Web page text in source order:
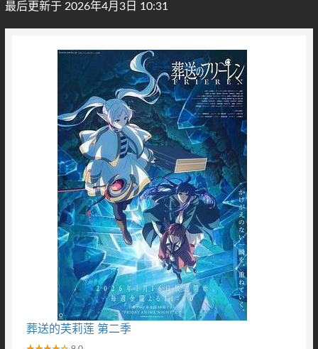
最后更新于 2026年4月3日 10:31
葬送的芙莉莲 第二季